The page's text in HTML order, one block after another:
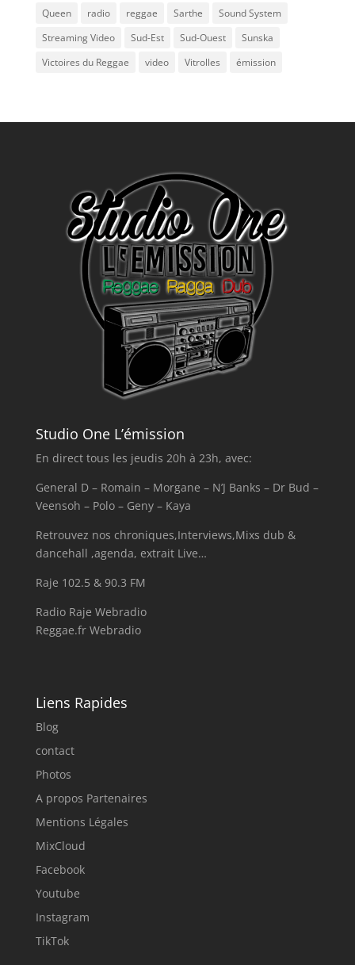
Queen
radio reggae Sarthe
Sound System
Streaming Video
Sud-Est Sud-Ouest
Sunska
Victoires du Reggae
video Vitrolles émission
Studio One L’émission
En direct tous les jeudis 20h à 23h, avec:
General D – Romain – Morgane – N’J Banks – Dr Bud –
Veensoh – Polo – Geny – Kaya
Retrouvez nos chroniques,Interviews,Mixs dub &
dancehall ,agenda, extrait Live…
Raje 102.5 & 90.3 FM
Radio Raje Webradio
Reggae.fr Webradio
Liens Rapides
Blog
contact
Photos
A propos Partenaires
Mentions Légales
MixCloud
Facebook
Youtube
Instagram
TikTok